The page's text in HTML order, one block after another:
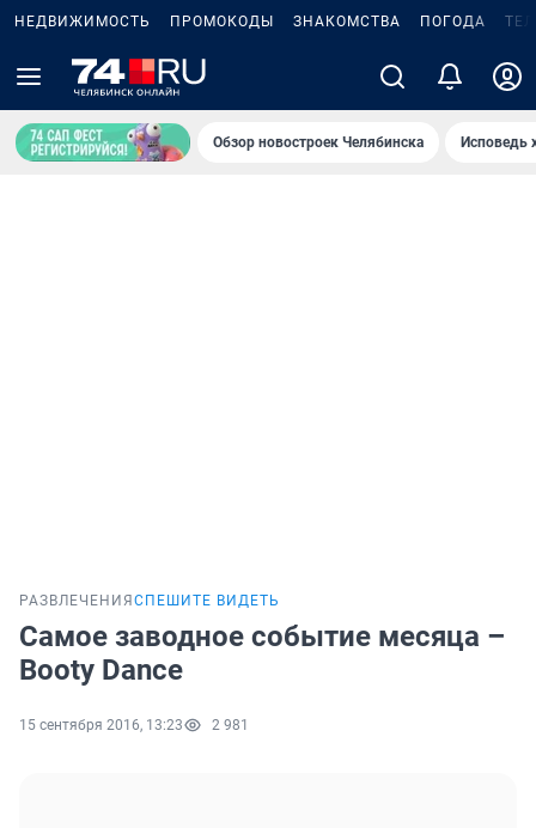
НЕДВИЖИМОСТЬ ПРОМОКОДЫ ЗНАКОМСТВА ПОГОДА
Обзор новостроек Челябинска Исповедь
РАЗВЛЕЧЕНИЯ СПЕШИТЕ ВИДЕТЬ
Самое заводное событие месяца –
Booty Dance
15 сентября 2016, 13:23 2 981